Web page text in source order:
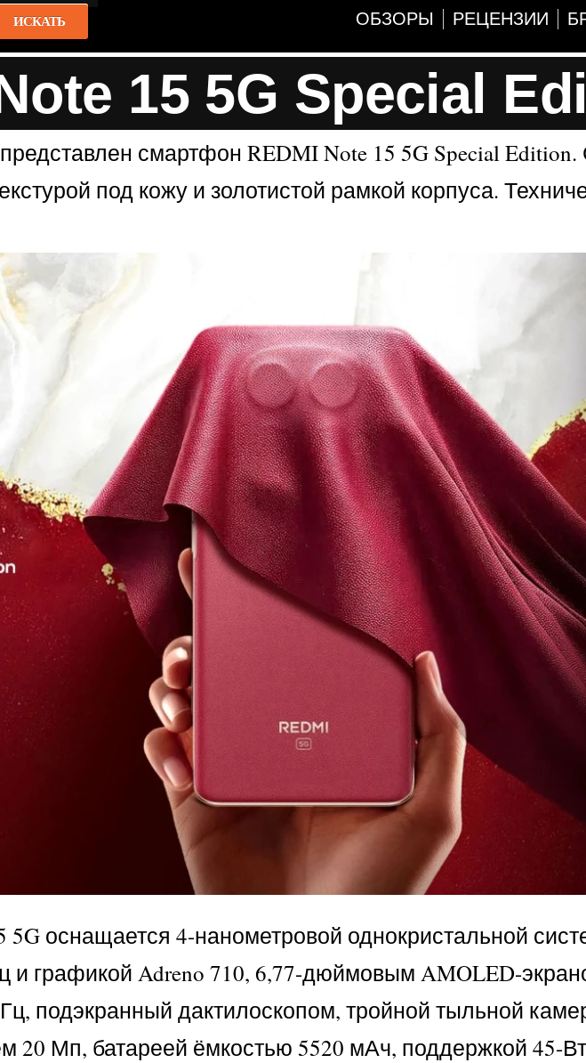
ИСКАТЬ ОБЗОРЫ РЕЦЕНЗИИ
15 5G Special
смартфон REDMI Note 15 5G Special
под кожу и золотистой рамкой корпуса.
оснащается 4-нанометровой однокристальной
и графикой Adreno 710, 6,77-дюймовым AMOLED-
подэкранный дактилоскопом, тройной тыльной
Мп, батареей ёмкостью 5520 мАч, поддержкой 45-